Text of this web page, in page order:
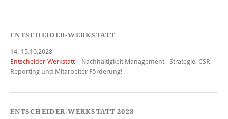
ENTSCHEIDER-WERKSTATT
14.-15.10.2028
Entscheider-Werkstatt – Nachhaltigkeit Management, -Strategie, CSR
Reporting und Mitarbeiter Förderung!
ENTSCHEIDER-WERKSTATT 2028